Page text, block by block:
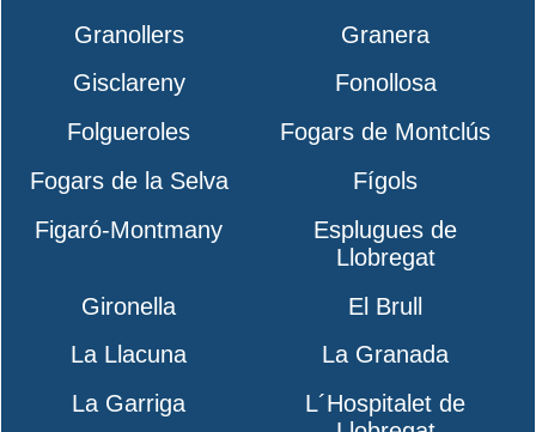
Granollers
Granera
Gisclareny
Fonollosa
Folgueroles
Fogars de Montclús
Fogars de la Selva
Fígols
Figaró-Montmany
Esplugues de
Llobregat
Gironella
El Brull
La Llacuna
La Granada
La Garriga
L´Hospitalet de